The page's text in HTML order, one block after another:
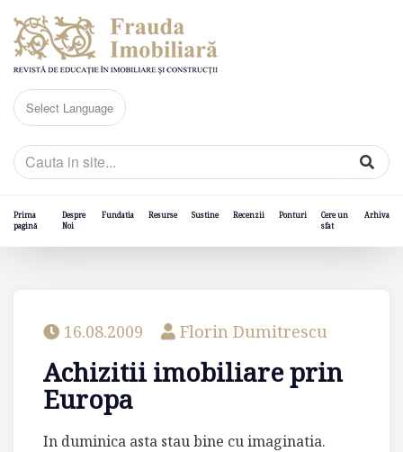
Prima
pagină
Despre
Noi
Fundatia Resurse Sustine Recenzii Ponturi
Cere un
sfat
Arhiva
16.08.2009 Florin Dumitrescu
Achizitii imobiliare prin
Europa
In duminica asta stau bine cu imaginatia.